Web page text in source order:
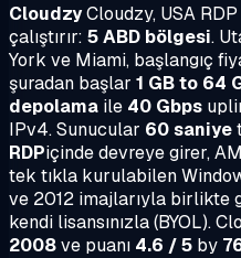
CloudzyCloudzy, USA
çalıştırır: 5 ABD bölgesi.
York ve Miami, başlangıç
şuradan başlar 1 GB to 64
depolama ile 40 Gbps
IPv4. Sunucular 60 saniye
RDPiçinde devreye girer,
tek tıkla kurulabilen
ve 2012 imajlarıyla birlikte
kendi lisansınızla (BYOL).
2008ve puanı 4.6 / 5 by